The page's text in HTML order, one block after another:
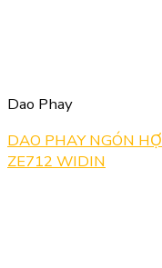
Dao Phay
DAO PHAY NGÓN
ZE712 WIDIN